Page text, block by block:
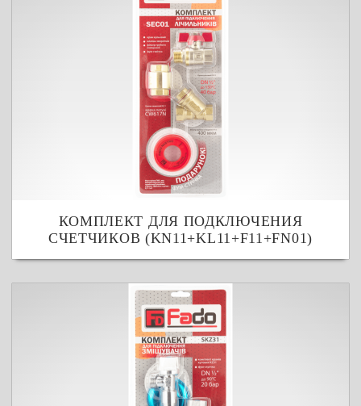
КОМПЛЕКТ ДЛЯ ПОДКЛЮЧЕНИЯ
СЧЕТЧИКОВ (KN11+KL11+F11+FN01)